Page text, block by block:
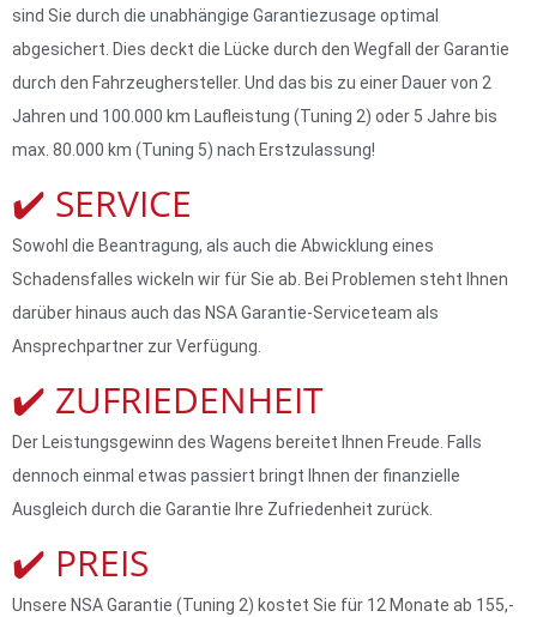
sind Sie durch die unabhängige Garantiezusage optimal
abgesichert. Dies deckt die Lücke durch den Wegfall der Garantie
durch den Fahrzeughersteller. Und das bis zu einer Dauer von 2
Jahren und 100.000 km Laufleistung (Tuning 2) oder 5 Jahre bis
max. 80.000 km (Tuning 5) nach Erstzulassung!
✔️ SERVICE
Sowohl die Beantragung, als auch die Abwicklung eines
Schadensfalles wickeln wir für Sie ab. Bei Problemen steht Ihnen
darüber hinaus auch das NSA Garantie-Serviceteam als
Ansprechpartner zur Verfügung.
✔️ ZUFRIEDENHEIT
Der Leistungsgewinn des Wagens bereitet Ihnen Freude. Falls
dennoch einmal etwas passiert bringt Ihnen der finanzielle
Ausgleich durch die Garantie Ihre Zufriedenheit zurück.
✔️ PREIS
Unsere NSA Garantie (Tuning 2) kostet Sie für 12 Monate ab 155,-